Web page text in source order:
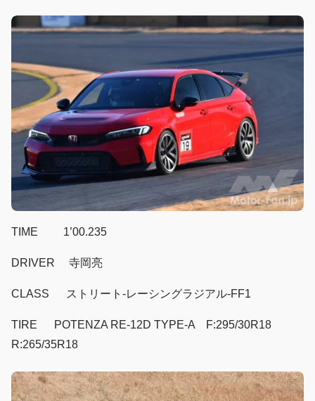
TIME 1’00.235
DRIVER 寺岡亮
CLASS ストリート-レーシングラジアル-FF1
TIRE POTENZA RE-12D TYPE-A F:295/30R18
R:265/35R18